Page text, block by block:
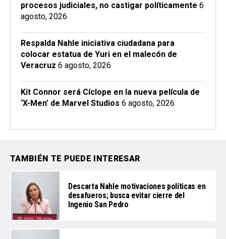
procesos judiciales, no castigar políticamente 6
agosto, 2026
Respalda Nahle iniciativa ciudadana para
colocar estatua de Yuri en el malecón de
Veracruz 6 agosto, 2026
Kit Connor será Cíclope en la nueva película de
‘X-Men’ de Marvel Studios 6 agosto, 2026
TAMBIÉN TE PUEDE INTERESAR
Descarta Nahle motivaciones políticas en
desafueros; busca evitar cierre del
Ingenio San Pedro